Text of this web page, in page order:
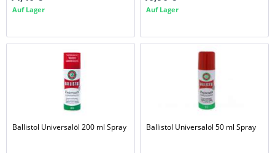
Auf Lager Auf Lager
Ballistol Universalöl 200 ml Spray Ballistol Universalöl 50 ml Spray